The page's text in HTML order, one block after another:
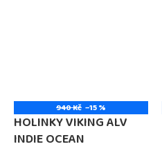
940 Kč –15 %
HOLINKY VIKING ALV
INDIE OCEAN